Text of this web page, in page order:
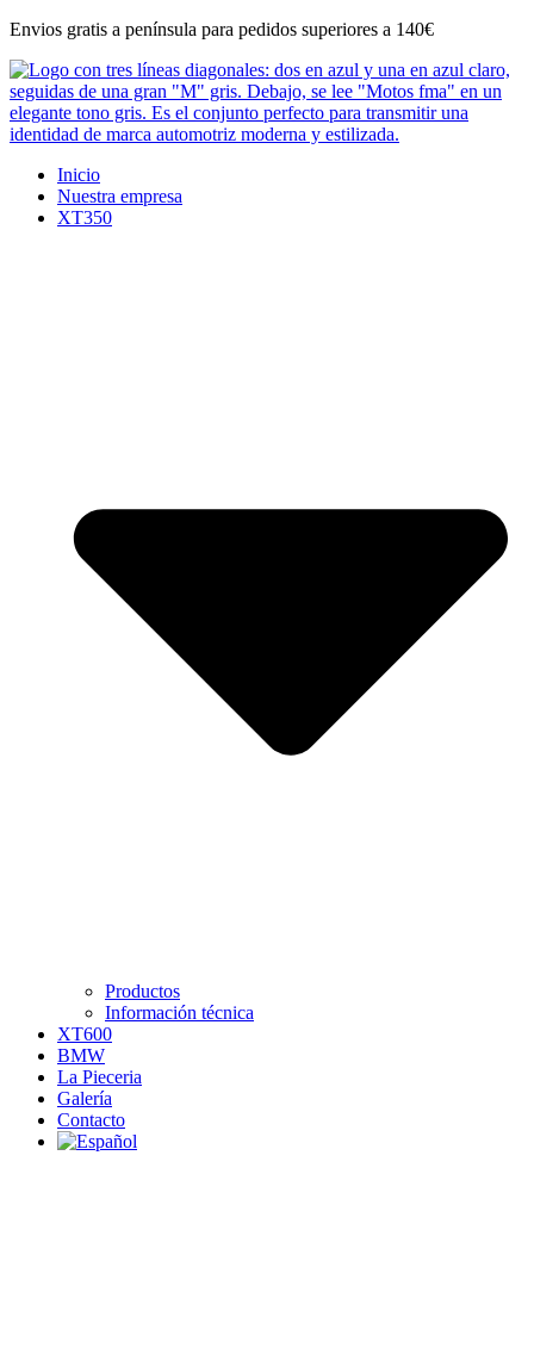
Ir
contenido
Envios gratis a península para pedidos superiores a 140€
Inicio
Nuestra empresa
XT350
Productos
Información técnica
XT600
BMW
La Pieceria
Galería
Contacto